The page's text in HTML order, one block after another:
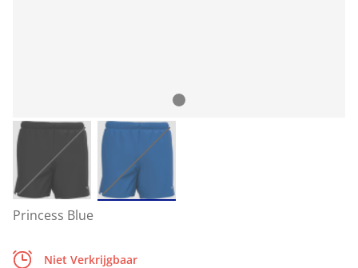
Princess Blue
Niet Verkrijgbaar